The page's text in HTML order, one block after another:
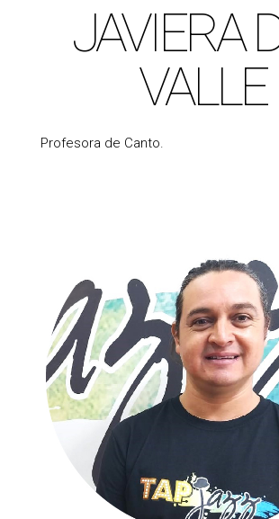
JAVIERA
VALLE
Profesora de Canto.